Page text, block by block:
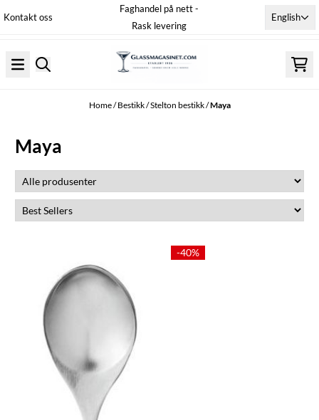
Skip to content
Kontakt oss
Faghandel på nett -
Rask levering
English
Home/Bestikk/Stelton bestikk/Maya
Maya
-40%